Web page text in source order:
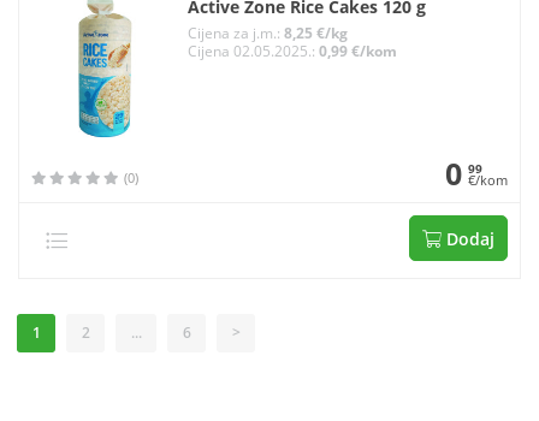
Active Zone Rice Cakes 120 g
Cijena za j.m.: 8,25 €/kg
Cijena 02.05.2025.: 0,99 €/kom
(0) 0 99
€/kom
Dodaj
1 2 ... 6 >